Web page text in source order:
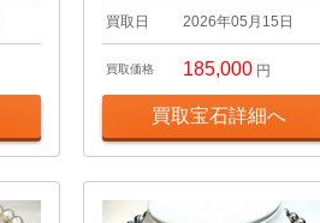
買取日 2026年05月15日
買取価格 185,000 円
買取宝石詳細へ